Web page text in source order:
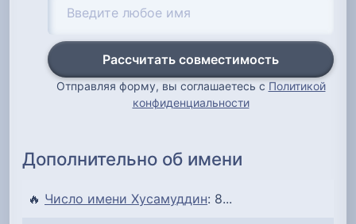
Рассчитать совместимость
Отправляя форму, вы соглашаетесь с Политикой
конфиденциальности
Дополнительно об имени
🔥 Число имени Хусамуддин: 8...